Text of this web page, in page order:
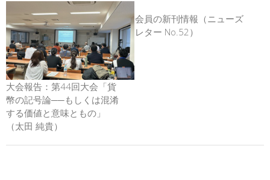
大会報告：第44回大会「貨
幣の記号論──もしくは混淆
する価値と意味ともの」
（太田 純貴）
会員の新刊情報（ニューズ
レター No.52）